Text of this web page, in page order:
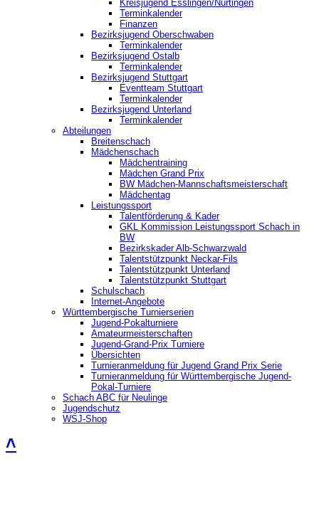
Kreisjugend ‎Esslingen/Nürtingen
Terminkalender
Finanzen
Bezirksjugend Oberschwaben
Terminkalender
Bezirksjugend Ostalb
Terminkalender
Bezirksjugend Stuttgart
‎Eventteam Stuttgart
Terminkalender
Bezirksjugend Unterland
Terminkalender
Abteilungen
Breitenschach
Mädchenschach
Mädchentraining
Mädchen Grand Prix
BW Mädchen-Mannschaftsmeisterschaft
Mädchentag
Leistungssport
Talentförderung & Kader
GKL Kommission Leistungssport Schach in
BW
Bezirkskader Alb-Schwarzwald
Talentstützpunkt Neckar-Fils
Talentstützpunkt Unterland
Talentstützpunkt Stuttgart
Schulschach
Internet-Angebote
Württembergische Turnierserien
Jugend-Pokalturniere
Amateurmeisterschaften
Jugend-Grand-Prix Turniere
Übersichten
Turnieranmeldung für Jugend Grand Prix Serie
Turnieranmeldung für Württembergische Jugend-
Pokal-Turniere
Schach ABC für Neulinge
Jugendschutz
WSJ-Shop
˄